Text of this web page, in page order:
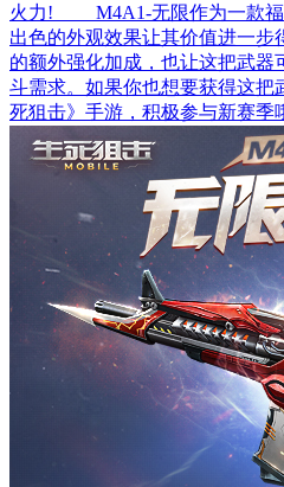
火力! M4A1-无限作为一款福
出色的外观效果让其价值进一步
的额外强化加成，也让这把武
斗需求。如果你也想要获得这把
死狙击》手游，积极参与新赛季